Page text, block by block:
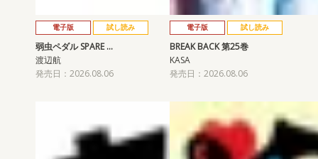
電子版 試し読み
弱虫ペダル SPARE …
渡辺航
発売日：2026.08.06
電子版 試し読み
BREAK BACK 第25巻
KASA
発売日：2026.08.06